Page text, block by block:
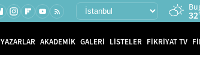
YAZARLAR AKADEMİK GALERİ LİSTELER FİKRİYAT TV